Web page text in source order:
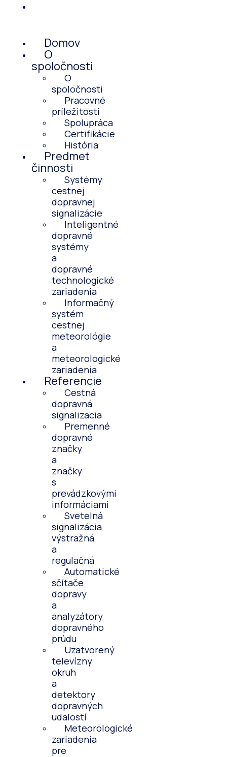
Domov
O
spoločnosti
O
spoločnosti
Pracovné
príležitosti
Spolupráca
Certifikácie
História
Predmet
činnosti
Systémy
cestnej
dopravnej
signalizácie
Inteligentné
dopravné
systémy
a
dopravné
technologické
zariadenia
Informačný
systém
cestnej
meteorológie
a
meteorologické
zariadenia
Referencie
Cestná
dopravná
signalizacia
Premenné
dopravné
značky
a
značky
s
prevádzkovými
informáciami
Svetelná
signalizácia
výstražná
a
regulačná
Automatické
sčítače
dopravy
a
analyzátory
dopravného
prúdu
Uzatvorený
televízny
okruh
a
detektory
dopravných
udalostí
Meteorologické
zariadenia
pre